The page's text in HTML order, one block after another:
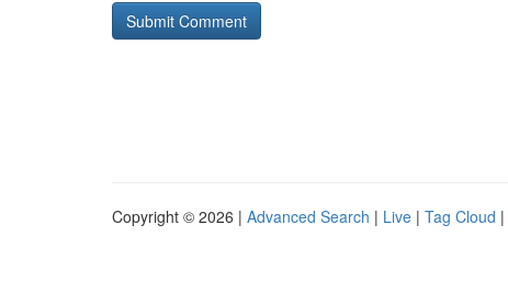
Copyright © 2026 | Advanced Search | Live | Tag Cloud |